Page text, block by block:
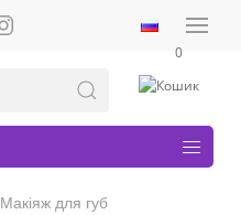
0
Макіяж для губ